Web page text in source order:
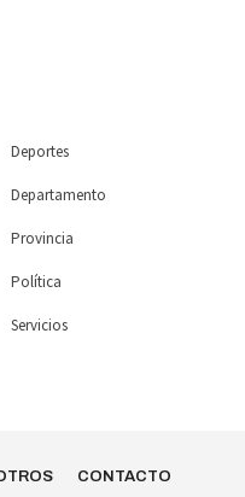
Deportes
Departamento
Provincia
Política
Servicios
CONTACTO